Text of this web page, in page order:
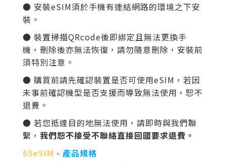
● 安裝eSIM須於手機有連結網路的環境之下安
裝。
● 裝置掃描QRcode後即綁定且無法更換手
機，刪除後亦無法恢復，請勿隨意刪除 ，安裝前
須特別注意 。
● 購買前請先確認裝置是否可使用eSIM，若因
未事前確認機型是否支援而導致無法使用，恕不
退費。
● 若您抵達目的地無法使用，請即時與我們聯
繫， 我們恕不接受不聯絡直接回國要求退費。
65eSIM - 產品規格